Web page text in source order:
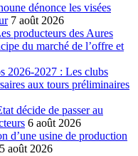
dénonce les visées
7 août 2026
producteurs des Aures
du marché de l’offre et
2026-2027 : Les clubs
aux tours préliminaires
décide de passer au
6 août 2026
d’une usine de production
5 août 2026